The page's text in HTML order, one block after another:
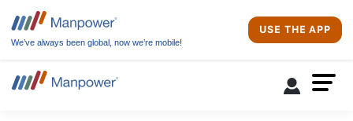
We’ve always been global, now we’re mobile!
USE THE APP